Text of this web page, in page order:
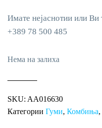
Имате нејаснотии или
+389 78 500 485
Нема на залиха
SKU: AA016630
Категории Гуми, Комбиња,